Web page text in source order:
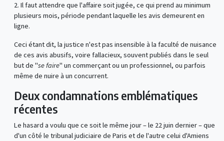
2. Il faut attendre que l'affaire soit jugée, ce qui prend au minimum
plusieurs mois, période pendant laquelle les avis demeurent en
ligne.
Ceci étant dit, la justice n'est pas insensible à la faculté de nuisance
de ces avis abusifs, voire fallacieux, souvent publiés dans le seul
but de "se faire" un commerçant ou un professionnel, ou parfois
même de nuire à un concurrent.
Deux condamnations emblématiques
récentes
Le hasard a voulu que ce soit le même jour – le 22 juin dernier – que
d'un côté le tribunal judiciaire de Paris et de l'autre celui d'Amiens